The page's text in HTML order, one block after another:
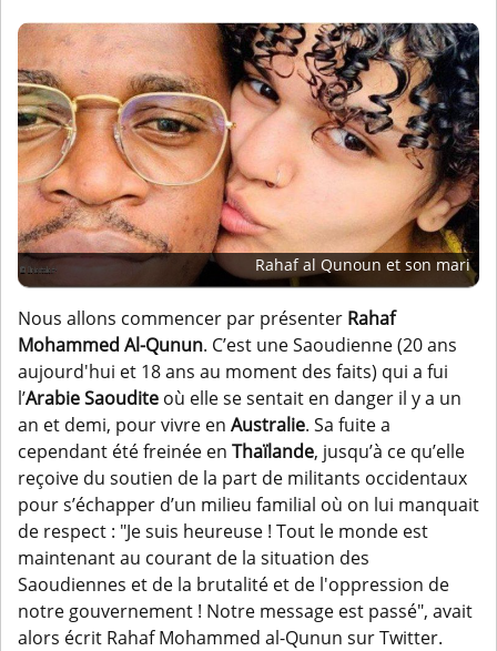
Rahaf al Qunoun et son mari
Nous allons commencer par présenter Rahaf
Mohammed Al-Qunun. C’est une Saoudienne (20 ans
aujourd'hui et 18 ans au moment des faits) qui a fui
l’Arabie Saoudite où elle se sentait en danger il y a un
an et demi, pour vivre en Australie. Sa fuite a
cependant été freinée en Thaïlande, jusqu’à ce qu’elle
reçoive du soutien de la part de militants occidentaux
pour s’échapper d’un milieu familial où on lui manquait
de respect : "Je suis heureuse ! Tout le monde est
maintenant au courant de la situation des
Saoudiennes et de la brutalité et de l'oppression de
notre gouvernement ! Notre message est passé", avait
alors écrit Rahaf Mohammed al-Qunun sur Twitter.